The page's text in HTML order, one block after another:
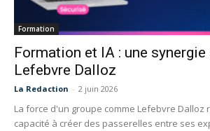
Formation
Formation et IA : une synergie
Lefebvre Dalloz
La Redaction - 2 juin 2026
La force d'un groupe comme Lefebvre Dalloz
capacité à créer des passerelles entre ses